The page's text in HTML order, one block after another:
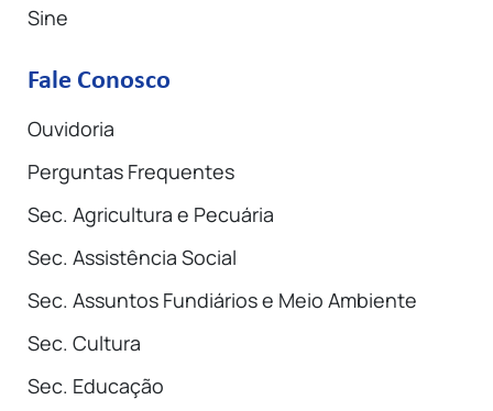
Sine
Fale Conosco
Ouvidoria
Perguntas Frequentes
Sec. Agricultura e Pecuária
Sec. Assistência Social
Sec. Assuntos Fundiários e Meio Ambiente
Sec. Cultura
Sec. Educação